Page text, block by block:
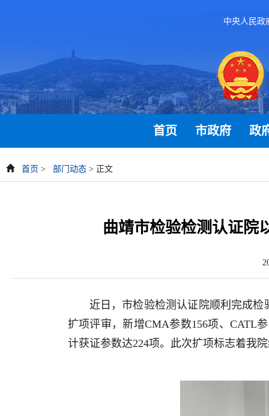
中央人民政
首页 市政府 政
首页 > 部门动态 > 正文
曲靖市检验检测认证院
近日，市检验检测认证院顺利完成
扩项评审，新增CMA参数156项、CATL
计获证参数达224项。此次扩项标志着我